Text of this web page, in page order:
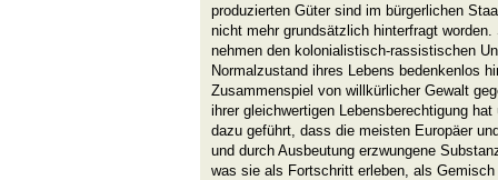
produzierten Güter sind im bürgerlichen
nicht mehr grundsätzlich hinterfragt
nehmen den kolonialistisch-rassistischen
Normalzustand ihres Lebens bedenkenlos
Zusammenspiel von willkürlicher Gewalt
ihrer gleichwertigen Lebensberechtigung
dazu geführt, dass die meisten Europäer
und durch Ausbeutung erzwungene
was sie als Fortschritt erleben, als